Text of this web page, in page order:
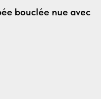
bouclée nue avec